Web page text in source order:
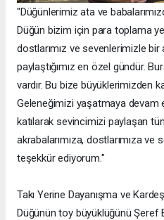
"Düğünlerimiz ata ve
Düğün bizim için para toplama
dostlarımız ve sevenlerimizle
paylaştığımız en özel gündür.
vardır. Bu bize büyüklerimizden
Geleneğimizi yaşatmaya devam
katılarak sevincimizi paylaşan
akrabalarımıza, dostlarımıza
teşekkür ediyorum."
Takı Yerine Dayanışma ve
Düğünün toy büyüklüğünü Şeref